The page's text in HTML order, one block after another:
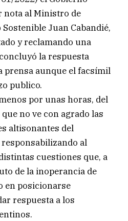
al Ministro de
Juan Cabandié,
y reclamando una
la respuesta
prensa aunque el facsímil
publico.
por unas horas, del
no ve con agrado las
altisonantes del
al
cuestiones que, a
de la inoperancia de
en posicionarse
respuesta a los